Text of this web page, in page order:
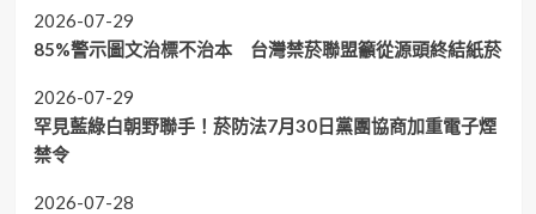
2026-07-29
85%警示圖文治標不治本 台灣禁菸聯盟籲從源頭終結紙菸
2026-07-29
罕見藍綠白朝野聯手！菸防法7月30日黨團協商加重電子煙
禁令
2026-07-28